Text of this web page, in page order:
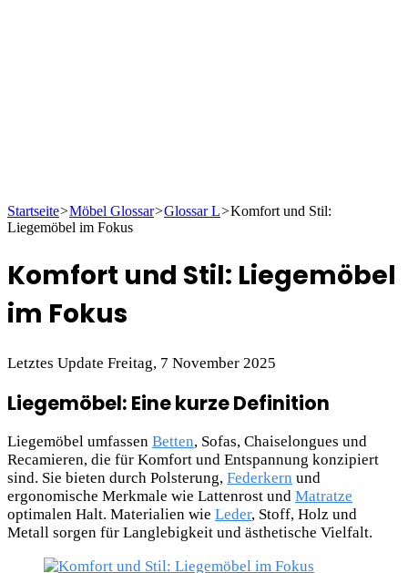
Startseite>Möbel Glossar>Glossar L>Komfort und Stil:
Liegemöbel im Fokus
Komfort und Stil: Liegemöbel
im Fokus
Letztes Update Freitag, 7 November 2025
Liegemöbel: Eine kurze Definition
Liegemöbel umfassen Betten, Sofas, Chaiselongues und
Recamieren, die für Komfort und Entspannung konzipiert
sind. Sie bieten durch Polsterung, Federkern und
ergonomische Merkmale wie Lattenrost und Matratze
optimalen Halt. Materialien wie Leder, Stoff, Holz und
Metall sorgen für Langlebigkeit und ästhetische Vielfalt.